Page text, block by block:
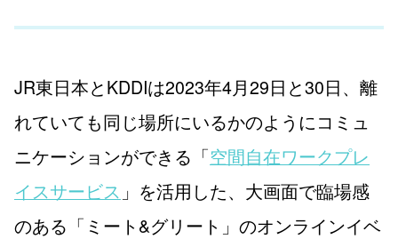
JR東日本とKDDIは2023年4月29日と30日、離
れていても同じ場所にいるかのようにコミュ
ニケーションができる「空間自在ワークプレ
イスサービス 」を活用した、大画面で臨場感
のある「ミート&グリート」のオンラインイベ